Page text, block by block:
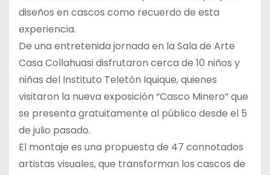
diseños en cascos como recuerdo de esta
experiencia.
De una entretenida jornada en la Sala de Arte
Casa Collahuasi disfrutaron cerca de 10 niños y
niñas del Instituto Teletón Iquique, quienes
visitaron la nueva exposición “Casco Minero” que
se presenta gratuitamente al público desde el 5
de julio pasado.
El montaje es una propuesta de 47 connotados
artistas visuales, que transforman los cascos de